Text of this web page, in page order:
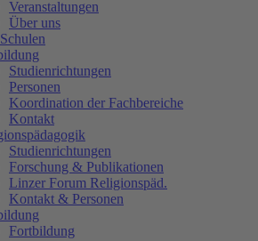
Veranstaltungen
Über uns
Studienrichtungen
Personen
Koordination der Fachbereiche
Kontakt
Studienrichtungen
Forschung & Publikationen
Linzer Forum Religionspäd.
Kontakt & Personen
Fortbildung